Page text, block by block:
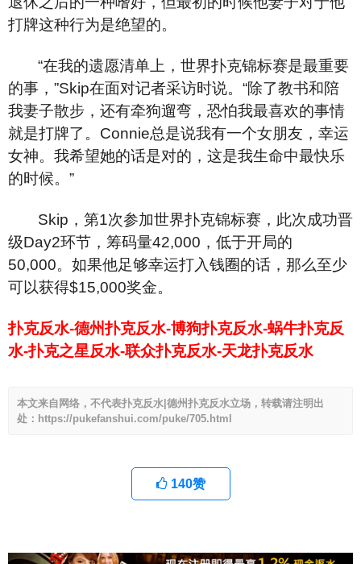
打牌这种行为是绝望的。
“在我的遗愿清单上，世界扑克锦标赛是最重要
的事，”Skip在面对记者采访时说。“除了教书和陪
我妻子散步，还有牵狗遛弯，恐怕我最喜欢的事情
就是打牌了。Connie总是说我有一个女朋友，幸运
女神。我希望她的话是对的，这是我生命中最快乐
的时候。”
Skip ，第1次参加世界扑克锦标赛，此次成功晋
级Day2环节，筹码量42,000，低于开局的
50,000。如果他足够幸运打入钱圈的话，那么至少
可以获得$15,000奖金。
扑克反水-德州扑克反水-博狗扑克反水-蜗牛扑克反
水-扑克之星反水-联众扑克反水-天龙扑克反水
本文来自网络，不代表扑克反水|德州扑克反水立场，转载请注明出
处：https://pukefanshui.com/puke/705.html
140赞